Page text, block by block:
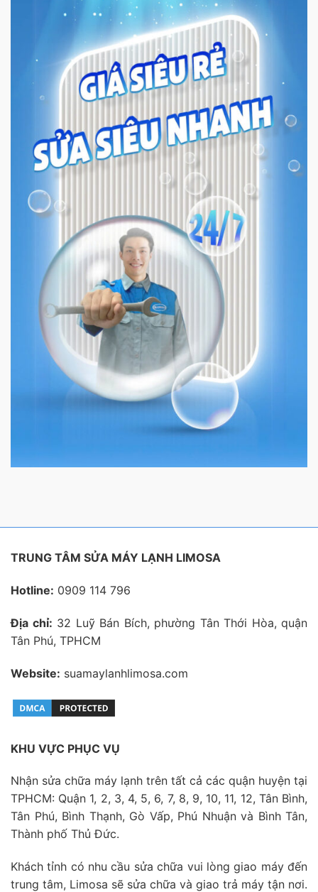
TRUNG TÂM SỬA MÁY LẠNH LIMOSA
Hotline: 0909 114 796
Địa chỉ: 32 Luỹ Bán Bích, phường Tân Thới Hòa, quận
Tân Phú, TPHCM
Website: suamaylanhlimosa.com
KHU VỰC PHỤC VỤ
Nhận sửa chữa máy lạnh trên tất cả các quận huyện tại
TPHCM: Quận 1, 2, 3, 4, 5, 6, 7, 8, 9, 10, 11, 12, Tân Bình,
Tân Phú, Bình Thạnh, Gò Vấp, Phú Nhuận và Bình Tân,
Thành phố Thủ Đức.
Khách tỉnh có nhu cầu sửa chữa vui lòng giao máy đến
trung tâm, Limosa sẽ sửa chữa và giao trả máy tận nơi.